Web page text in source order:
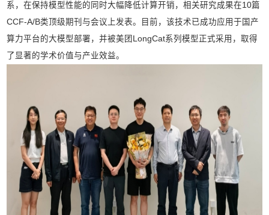
系，在保持模型性能的同时大幅降低计算开销，相关研究成果在10篇
CCF-A/B类顶级期刊与会议上发表。目前，该技术已成功应用于国产
算力平台的大模型部署，并被美团LongCat系列模型正式采用，取得
了显著的学术价值与产业效益。